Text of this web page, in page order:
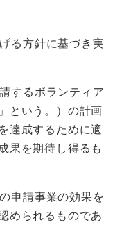
る方針に基づき実
するボランティア
という。）の計画
達成するために適
果を期待し得るも
申請事業の効果を
められるものであ